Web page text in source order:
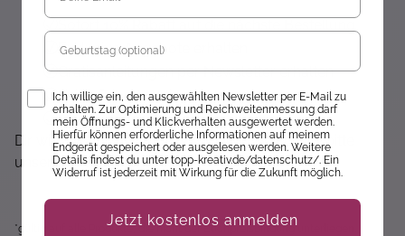
Exklusive Angebote erhalten
Gratisanleitungen per Newsletter erhalten
Keine Rabatt-Aktion mehr verpassen
Über Neuheiten informiert werden
Dir wird hier nichts angezeigt? Dann akzeptiere bitte
unsere Cookie-Richtlinien :)
*gültig auf alle Produkte, die nicht der Buchpreisbindung unterliegen.
Geburtstag
Opt-InIch willige ein, den ausgewählten Newsletter per E-Mail zu
erhalten. Zur Optimierung und Reichweitenmessung darf
mein Öffnungs- und Klickverhalten ausgewertet werden.
Hierfür können erforderliche Informationen auf meinem
Endgerät gespeichert oder ausgelesen werden. Weitere
Details findest du unter topp-kreativ.de/datenschutz/. Ein
Widerruf ist jederzeit mit Wirkung für die Zukunft möglich.
Jetzt kostenlos anmelden